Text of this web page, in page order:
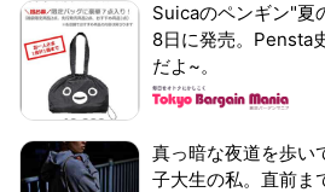
Suicaのペンギン"夏
8日に発売。Pensta
だよ~。
真っ暗な夜道を歩い
子大生の私。直前ま